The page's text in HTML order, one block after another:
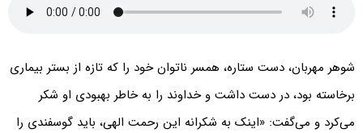
شوهر مهربان، دست ستاره، همسر ناتوان خود را که تازه از بستر بیماری
برخاسته بود، در دست داشت و خداوند را به خاطر بهبودی او شکر
می‌کرد و می‌گفت: «اینک به شکرانه این رحمت الهی، باید گوسفندی را